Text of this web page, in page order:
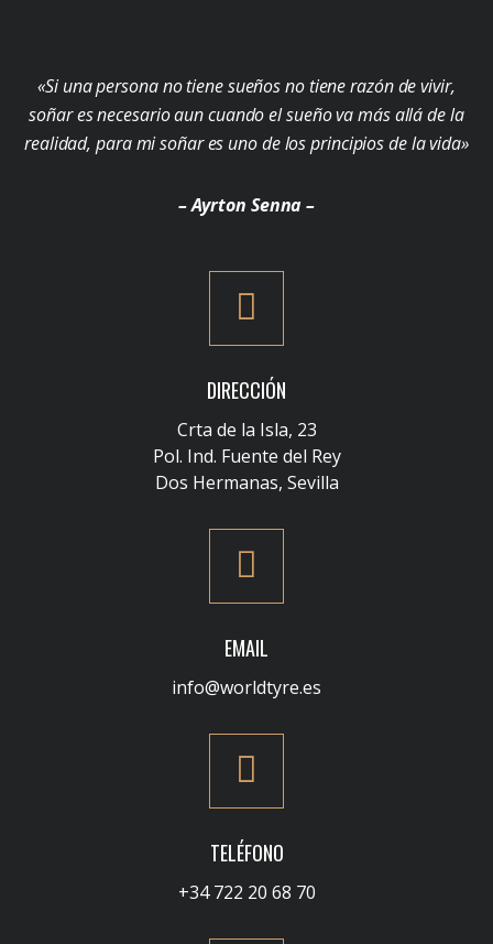
«Si una persona no tiene sueños no tiene razón de vivir,
soñar es necesario aun cuando el sueño va más allá de la
realidad, para mi soñar es uno de los principios de la vida»
– Ayrton Senna –
DIRECCIÓN
Crta de la Isla, 23
Pol. Ind. Fuente del Rey
Dos Hermanas, Sevilla
EMAIL
info@worldtyre.es
TELÉFONO
+34 722 20 68 70